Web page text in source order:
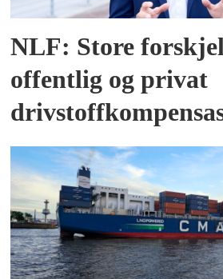
NLF: Store
offentlig og privat